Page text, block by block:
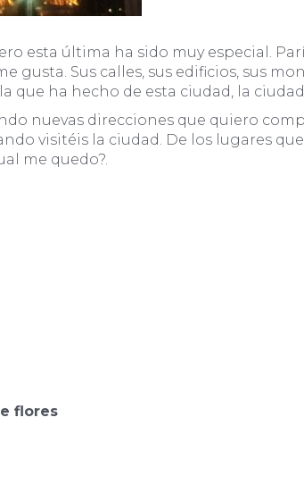
esta última ha sido muy especial.
gusta. Sus calles, sus edificios, sus
que ha hecho de esta ciudad, la
nuevas direcciones que quiero
visitéis la ciudad. De los lugares
me quedo?.
flores